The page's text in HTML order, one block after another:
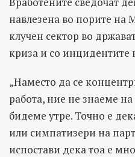
навлезена во порите на
клучен сектор во
криза и со инцидентите
„Наместо да се
работа, ние не знаеме
бидеме утре. Точно е
или симпатизери на
испостави дека тоа е